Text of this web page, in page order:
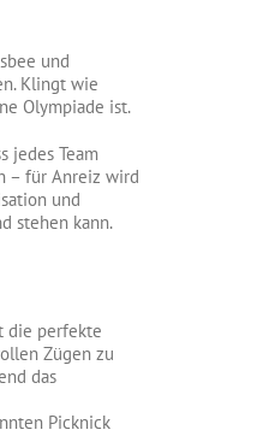
und
Klingt wie
Olympiade ist.
jedes Team
– für Anreiz wird
und
stehen kann.
die perfekte
Zügen zu
das
Picknick